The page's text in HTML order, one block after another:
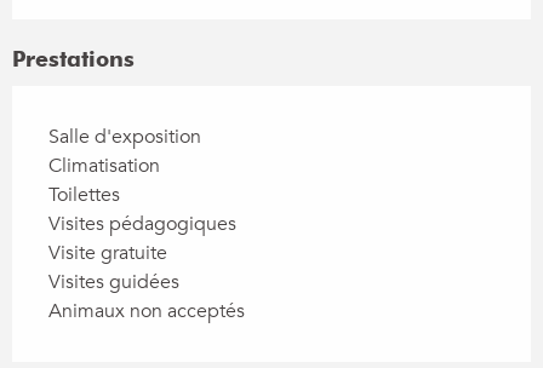
Prestations
Salle d'exposition
Climatisation
Toilettes
Visites pédagogiques
Visite gratuite
Visites guidées
Animaux non acceptés